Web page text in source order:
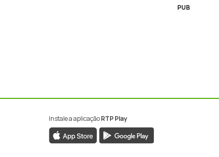
PUB
Instale a aplicaçãoRTP Play